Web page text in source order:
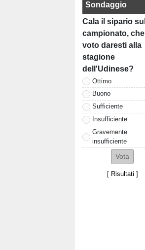
Sondaggio
Cala il sipario sul
campionato, che
voto daresti alla
stagione
dell'Udinese?
Ottimo
Buono
Sufficiente
Insufficiente
Gravemente
insufficiente
[ Risultati ]